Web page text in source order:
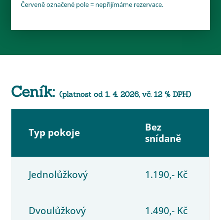
Červeně označené pole = nepřijímáme rezervace.
Ceník: (platnost od 1. 4. 2026, vč. 12 % DPH)
Typ pokoje
Bez
snídaně
Jednolůžkový 1.190,- Kč
Dvoulůžkový 1.490,- Kč